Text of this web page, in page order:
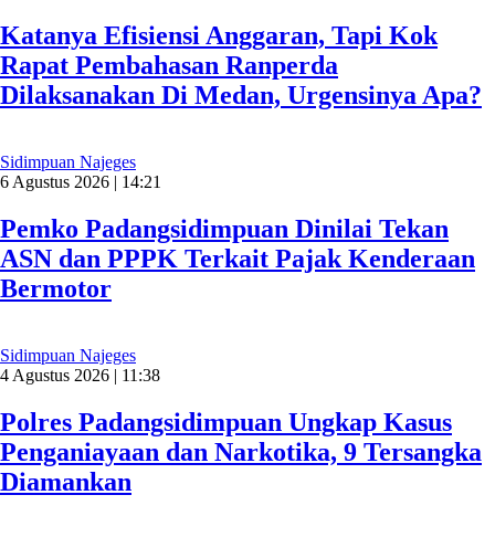
Katanya Efisiensi Anggaran, Tapi Kok
Rapat Pembahasan Ranperda
Dilaksanakan Di Medan, Urgensinya Apa?
Sidimpuan Najeges
6 Agustus 2026 | 14:21
Pemko Padangsidimpuan Dinilai Tekan
ASN dan PPPK Terkait Pajak Kenderaan
Bermotor
Sidimpuan Najeges
4 Agustus 2026 | 11:38
Polres Padangsidimpuan Ungkap Kasus
Penganiayaan dan Narkotika, 9 Tersangka
Diamankan